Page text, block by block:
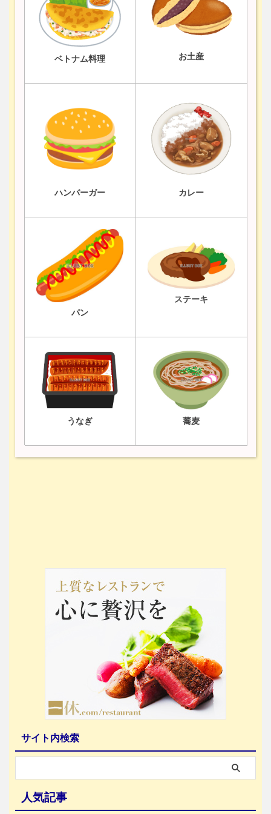
ベトナム料理 お土産
ハンバーガー カレー
パン
ステーキ
うなぎ 蕎麦
サイト内検索
人気記事